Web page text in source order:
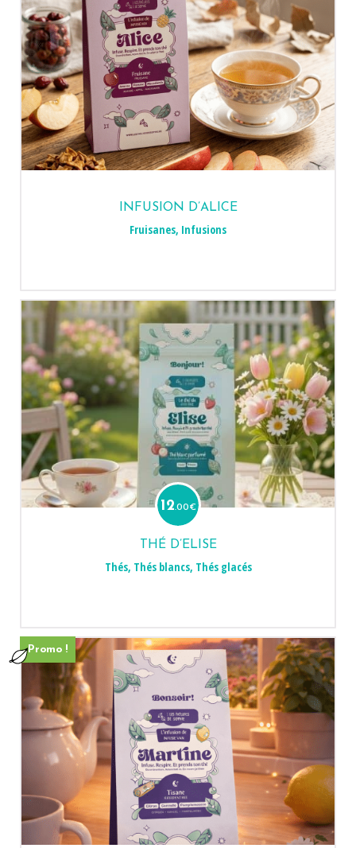
INFUSION D’ALICE
Fruisanes, Infusions
12.00€
THÉ D’ELISE
Thés, Thés blancs, Thés glacés
Promo !